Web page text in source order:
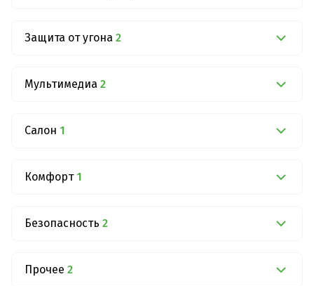
Защита от угона 2
Мультимедиа 2
Салон 1
Комфорт 1
Безопасность 2
Прочее 2